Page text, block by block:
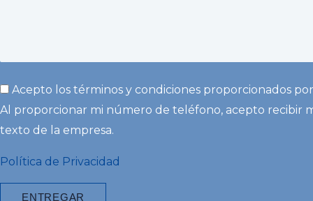
Acepto los términos y condiciones proporcionados
Al proporcionar mi número de teléfono, acepto recibir
texto de la empresa.
Política de Privacidad